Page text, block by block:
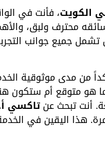
الكويت، فأنت في
محترف ولبق،
تشمل جميع جوانب
من مدى موثوقية
متوقع أم ستكون
أنت تبحث عنتاكسي
هذا اليقين في